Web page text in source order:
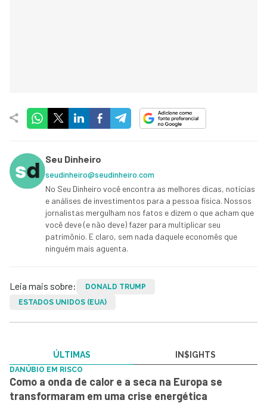
Seu Dinheiro
seudinheiro@seudinheiro.com
No Seu Dinheiro você encontra as melhores dicas, notícias
e análises de investimentos para a pessoa física. Nossos
jornalistas mergulham nos fatos e dizem o que acham que
você deve (e não deve) fazer para multiplicar seu
patrimônio. E claro, sem nada daquele economês que
ninguém mais aguenta.
Leia mais sobre:
DONALD TRUMP
ESTADOS UNIDOS (EUA)
ÚLTIMAS IN$IGHTS
DANÚBIO EM RISCO
Como a onda de calor e a seca na Europa se
transformaram em uma crise energética